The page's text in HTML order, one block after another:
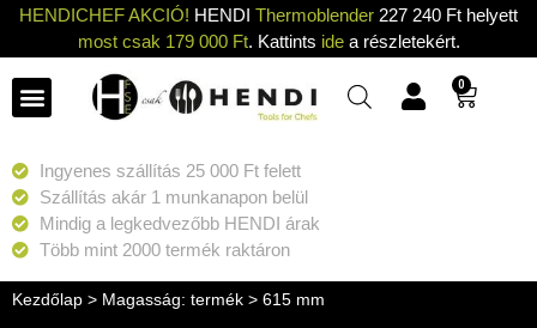
HENDICHEF AKCIÓ! HENDI Thermoblender 227 240 Ft helyett
most csak 179 000 Ft. Kattints idea részletekért.
0
Ingyenes szállítás 25 000 Ft felett
Szállítás akár 1 munkanapon belül
Mindig a legkedvezőbb HENDI árak
Több mint 2000 termék raktáron
Kezdőlap > Magasság: termék > 615 mm